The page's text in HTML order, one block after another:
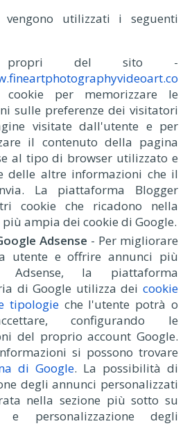
utilizzati i seguenti
propri del sito -
per memorizzare le
sulle preferenze dei visitatori
visitate dall'utente e per
il contenuto della pagina
al tipo di browser utilizzato e
delle altre informazioni che il
La piattaforma Blogger
cookie che ricadono nella
ampia dei cookie di Google.
Adsense - Per migliorare
utente e offrire annunci più
Adsense, la piattaforma
di Google utilizza dei cookie
tipologieche l'utente potrà o
configurando le
del proprio account Google.
si possono trovare
di Google. La possibilità di
degli annunci personalizzati
nella sezione più sotto su
e personalizzazione degli